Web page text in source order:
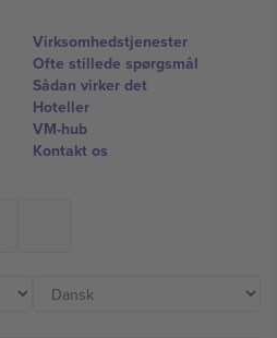
Virksomhedstjenester
Ofte stillede spørgsmål
Sådan virker det
Hoteller
VM-hub
Kontakt os